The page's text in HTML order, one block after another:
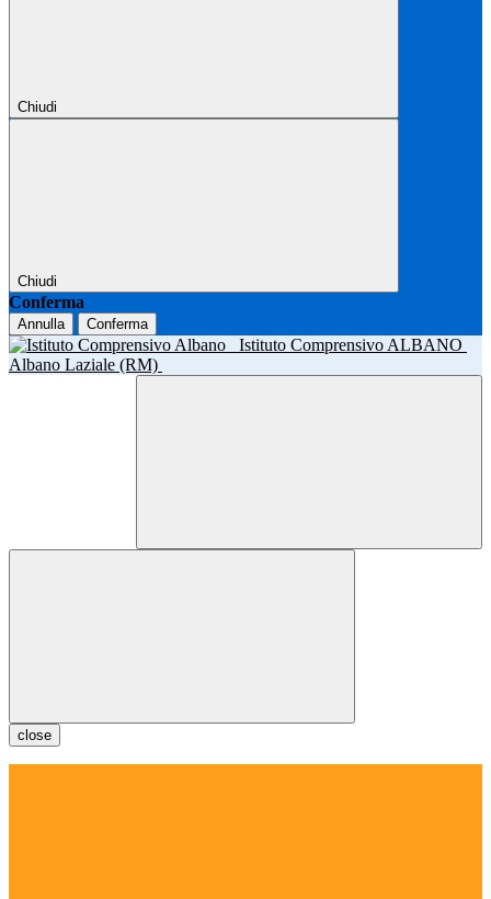
Chiudi
Chiudi
Conferma
Annulla Conferma
Istituto Comprensivo ALBANO
Albano Laziale (RM)
close